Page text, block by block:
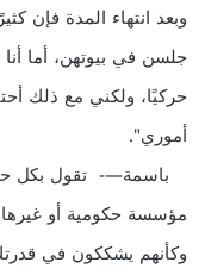
وبعد انتهاء المدة فإن
جلسن في بيوتهن، أما
حركيًا، ولكني مع ذلك
أموري".
باسمة—- تقول بكل
مؤسسة حكومية أو
وكأنهم يشككون في